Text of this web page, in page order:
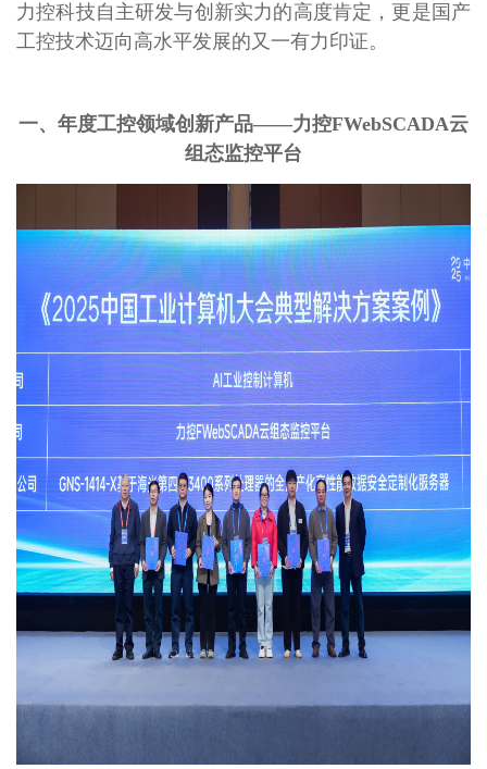
力控科技自主研发与创新实力的高度肯定，更是国产
工控技术迈向高水平发展的又一有力印证。
一、年度工控领域创新产品——力控FWebSCADA云
组态监控平台